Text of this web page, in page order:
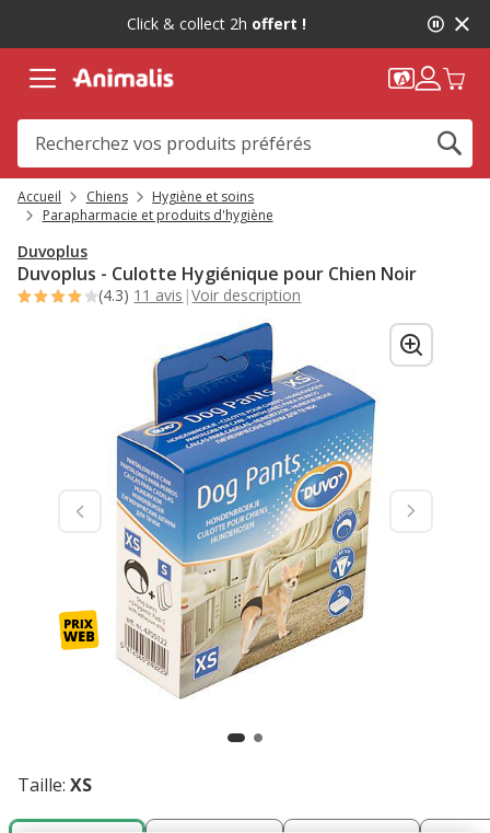
message,
Click & collect 2h offert !
Accueil Chiens
Hygiène et soins
Parapharmacie et produits d'hygiène
Duvoplus
Duvoplus - Culotte Hygiénique pour Chien Noir
(4.3) 11 avis |Voir description
Taille: XS